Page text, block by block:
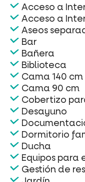
Acceso a
Acceso a
Aseos
Bar
Bañera
Biblioteca
Cama 140 cm
Cama 90 cm
Cobertizo
Desayuno
Dormitorio
Ducha
Equipos para
Gestión de